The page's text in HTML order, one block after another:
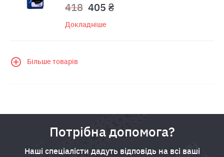
418 405 ₴
Докладніше
Більше товарів
Потрібна допомога?
Наші спеціалісти дадуть відповідь на всі ваші